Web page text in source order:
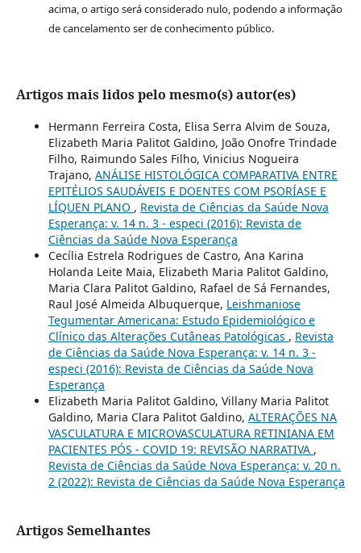
acima, o artigo será considerado nulo, podendo a informação
de cancelamento ser de conhecimento público.
Artigos mais lidos pelo mesmo(s) autor(es)
Hermann Ferreira Costa, Elisa Serra Alvim de Souza,
Elizabeth Maria Palitot Galdino, João Onofre Trindade
Filho, Raimundo Sales Filho, Vinicius Nogueira
Trajano, ANÁLISE HISTOLÓGICA COMPARATIVA ENTRE
EPITÉLIOS SAUDÁVEIS E DOENTES COM PSORÍASE E
LÍQUEN PLANO , Revista de Ciências da Saúde Nova
Esperança: v. 14 n. 3 - especi (2016): Revista de
Ciências da Saúde Nova Esperança
Cecília Estrela Rodrigues de Castro, Ana Karina
Holanda Leite Maia, Elizabeth Maria Palitot Galdino,
Maria Clara Palitot Galdino, Rafael de Sá Fernandes,
Raul José Almeida Albuquerque, Leishmaniose
Tegumentar Americana: Estudo Epidemiológico e
Clínico das Alterações Cutâneas Patológicas , Revista
de Ciências da Saúde Nova Esperança: v. 14 n. 3 -
especi (2016): Revista de Ciências da Saúde Nova
Esperança
Elizabeth Maria Palitot Galdino, Villany Maria Palitot
Galdino, Maria Clara Palitot Galdino, ALTERAÇÕES NA
VASCULATURA E MICROVASCULATURA RETINIANA EM
PACIENTES PÓS - COVID 19: REVISÃO NARRATIVA ,
Revista de Ciências da Saúde Nova Esperança: v. 20 n.
2 (2022): Revista de Ciências da Saúde Nova Esperança
Artigos Semelhantes